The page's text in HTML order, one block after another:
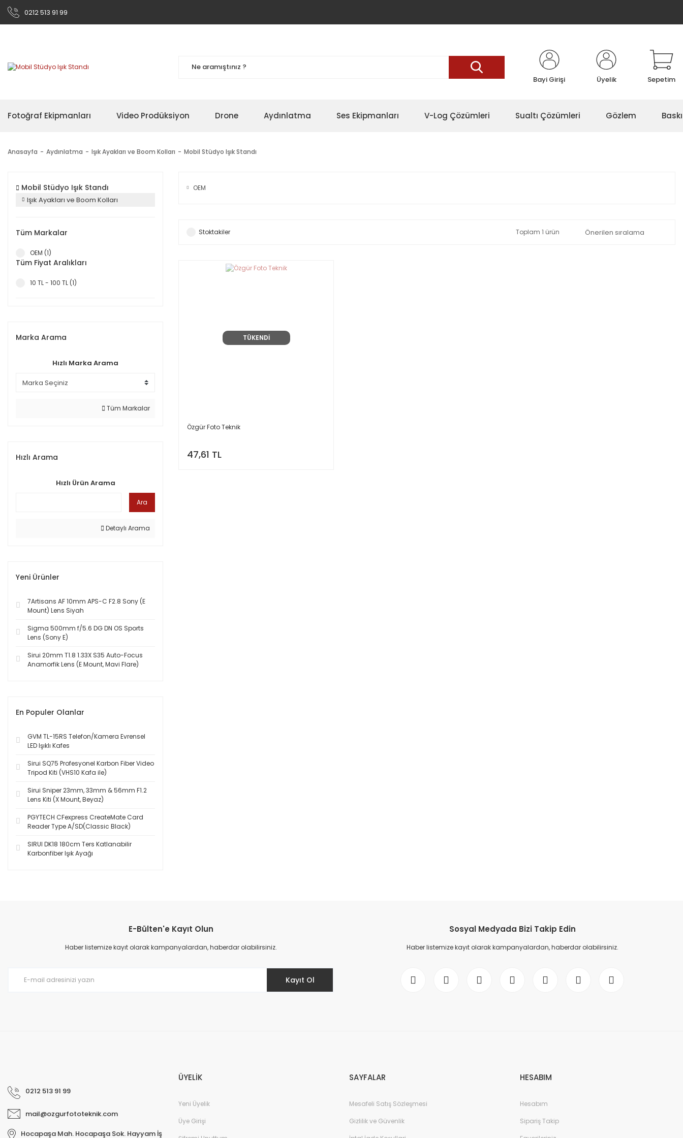
0212 513 91 99
Bayi Girişi Üyelik Sepetim
Fotoğraf Ekipmanları Video Prodüksiyon Drone Aydınlatma Ses Ekipmanları V-Log Çözümleri Sualtı Çözümleri Gözlem
Anasayfa Aydınlatma Işık Ayakları ve Boom Kolları Mobil Stüdyo Işık Standı
Mobil Stüdyo Işık Standı
Işık Ayakları ve Boom Kolları
Tüm Markalar
OEM (1)
Tüm Fiyat Aralıkları
10 TL - 100 TL (1)
Marka Arama
Hızlı Marka Arama
Tüm Markalar
Hızlı Arama
Hızlı Ürün Arama
Ara
Detaylı Arama
Yeni Ürünler
7Artisans AF 10mm APS-C F2.8 Sony (E
Mount) Lens Siyah
Sigma 500mm f/5.6 DG DN OS Sports
Lens (Sony E)
Sirui 20mm T1.8 1.33X S35 Auto-Focus
Anamorfik Lens (E Mount, Mavi Flare)
En Populer Olanlar
GVM TL-15RS Telefon/Kamera Evrensel
LED Işıklı Kafes
Sirui SQ75 Profesyonel Karbon Fiber Video
Tripod Kiti (VHS10 Kafa ile)
Sirui Sniper 23mm, 33mm & 56mm F1.2
Lens Kiti (X Mount, Beyaz)
PGYTECH CFexpress CreateMate Card
Reader Type A/SD(Classic Black)
SIRUI DK18 180cm Ters Katlanabilir
Karbonfiber Işık Ayağı
OEM
Stoktakiler Toplam 1 ürün
TÜKENDİ
Özgür Foto Teknik
47,61 TL
E-Bülten'e Kayıt Olun
Haber listemize kayıt olarak kampanyalardan, haberdar olabilirsiniz.
Kayıt Ol
Sosyal Medyada Bizi Takip Edin
Haber listemize kayıt olarak kampanyalardan, haberdar olabilirsiniz.
0212 513 91 99
mail@ozgurfototeknik.com
Hocapaşa Mah. Hocapaşa Sok. Hayyam İş
ÜYELİK
Yeni Üyelik
Üye Girişi
SAYFALAR
Mesafeli Satış Sözleşmesi
Gizlilik ve Güvenlik
HESABIM
Hesabım
Sipariş Takip